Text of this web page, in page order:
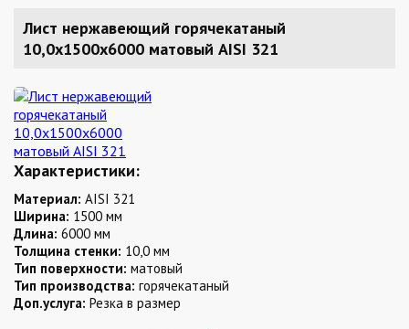
Лист нержавеющий горячекатаный
10,0х1500х6000 матовый AISI 321
Характеристики:
Материал: AISI 321
Ширина: 1500 мм
Длина: 6000 мм
Толщина стенки: 10,0 мм
Тип поверхности: матовый
Тип производства: горячекатаный
Доп.услуга: Резка в размер